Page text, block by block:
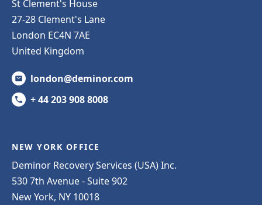
St Clement's House
27-28 Clement's Lane
London EC4N 7AE
United Kingdom
london@deminor.com
+ 44 203 908 8008
NEW YORK OFFICE
Deminor Recovery Services (USA) Inc.
530 7th Avenue - Suite 902
New York, NY 10018